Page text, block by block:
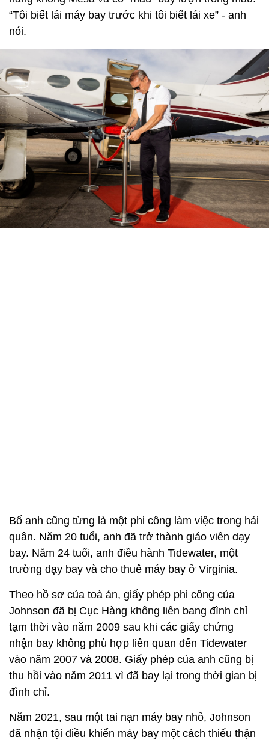
“Tôi biết lái máy bay trước khi tôi biết lái xe” - anh
nói.
Bố anh cũng từng là một phi công làm việc trong hải
quân. Năm 20 tuổi, anh đã trở thành giáo viên dạy
bay. Năm 24 tuổi, anh điều hành Tidewater, một
trường dạy bay và cho thuê máy bay ở Virginia.
Theo hồ sơ của toà án, giấy phép phi công của
Johnson đã bị Cục Hàng không liên bang đình chỉ
tạm thời vào năm 2009 sau khi các giấy chứng
nhận bay không phù hợp liên quan đến Tidewater
vào năm 2007 và 2008. Giấy phép của anh cũng bị
thu hồi vào năm 2011 vì đã bay lại trong thời gian bị
đình chỉ.
Năm 2021, sau một tai nạn máy bay nhỏ, Johnson
đã nhận tội điều khiển máy bay một cách thiếu thận